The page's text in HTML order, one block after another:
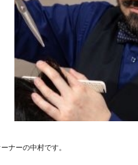
ナーの中村です。